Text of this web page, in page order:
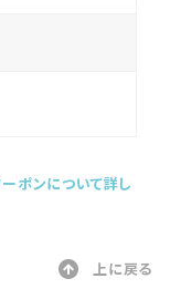
ポンについて詳し
上に戻る